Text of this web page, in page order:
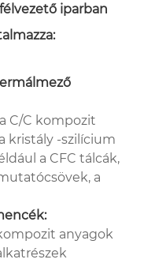
iparban
C/C kompozit
kristály -szilícium
a CFC tálcák,
a
anyagok